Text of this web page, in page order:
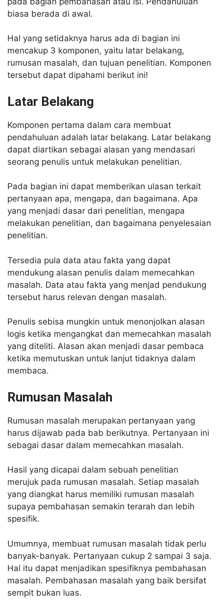
biasa berada di awal.
Hal yang setidaknya harus ada di bagian ini
mencakup 3 komponen, yaitu latar belakang,
rumusan masalah, dan tujuan penelitian. Komponen
tersebut dapat dipahami berikut ini!
Latar Belakang
Komponen pertama dalam cara membuat
pendahuluan adalah latar belakang. Latar belakang
dapat diartikan sebagai alasan yang mendasari
seorang penulis untuk melakukan penelitian.
Pada bagian ini dapat memberikan ulasan terkait
pertanyaan apa, mengapa, dan bagaimana. Apa
yang menjadi dasar dari penelitian, mengapa
melakukan penelitian, dan bagaimana penyelesaian
penelitian.
Tersedia pula data atau fakta yang dapat
mendukung alasan penulis dalam memecahkan
masalah. Data atau fakta yang menjad pendukung
tersebut harus relevan dengan masalah.
Penulis sebisa mungkin untuk menonjolkan alasan
logis ketika mengangkat dan memecahkan masalah
yang diteliti. Alasan akan menjadi dasar pembaca
ketika memutuskan untuk lanjut tidaknya dalam
membaca.
Rumusan Masalah
Rumusan masalah merupakan pertanyaan yang
harus dijawab pada bab berikutnya. Pertanyaan ini
sebagai dasar dalam memecahkan masalah.
Hasil yang dicapai dalam sebuah penelitian
merujuk pada rumusan masalah. Setiap masalah
yang diangkat harus memiliki rumusan masalah
supaya pembahasan semakin terarah dan lebih
spesifik.
Umumnya, membuat rumusan masalah tidak perlu
banyak-banyak. Pertanyaan cukup 2 sampai 3 saja.
Hal itu dapat menjadikan spesifiknya pembahasan
masalah. Pembahasan masalah yang baik bersifat
sempit bukan luas.